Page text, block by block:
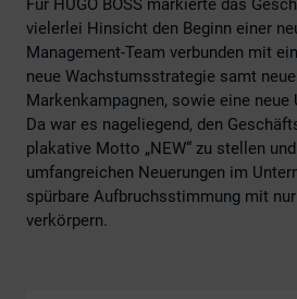
Für HUGO BOSS markierte das
vielerlei Hinsicht den Beginn einer
Management-Team verbunden mit
neue Wachstumsstrategie samt
Markenkampagnen, sowie eine neue
Da war es nageliegend, den
plakative Motto „NEW“ zu stellen
umfangreichen Neuerungen im
spürbare Aufbruchsstimmung mit
verkörpern.